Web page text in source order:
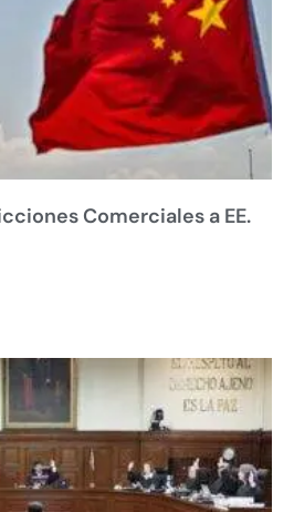
Comerciales a EE.